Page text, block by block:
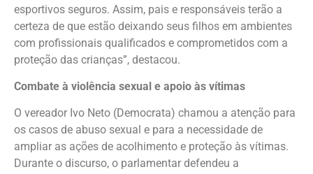
esportivos seguros. Assim, pais e responsáveis terão a
certeza de que estão deixando seus filhos em ambientes
com profissionais qualificados e comprometidos com a
proteção das crianças”, destacou.
Combate à violência sexual e apoio às vítimas
O vereador Ivo Neto (Democrata) chamou a atenção para
os casos de abuso sexual e para a necessidade de
ampliar as ações de acolhimento e proteção às vítimas.
Durante o discurso, o parlamentar defendeu a